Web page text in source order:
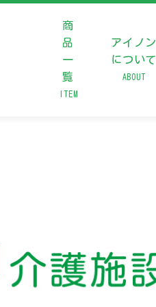
商
品
一
覧
ITEM
アイノン
について
ABOUT